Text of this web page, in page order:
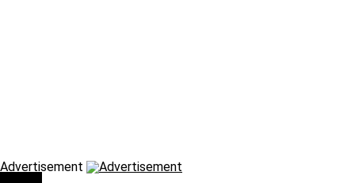
Advertisement